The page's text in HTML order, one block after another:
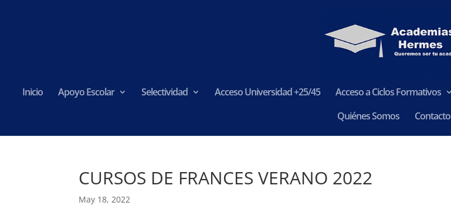
Inicio Apoyo Escolar Selectividad Acceso Universidad +25/45 Acceso a Ciclos Formativos
Quiénes Somos
Contacto
CURSOS DE FRANCES VERANO 2022
May 18, 2022